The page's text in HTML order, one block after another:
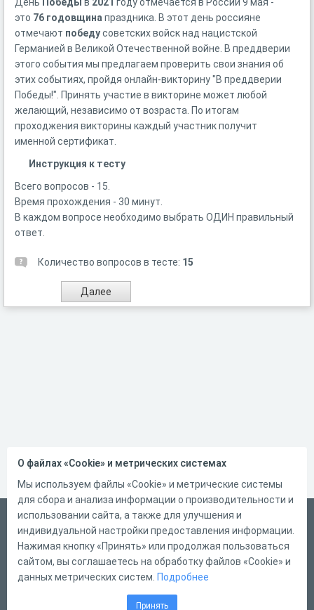
это 76 годовщина праздника. В этот день россияне
отмечают победусоветских войск над нацистской
Германией в Великой Отечественной войне. В преддверии
этого события мы предлагаем проверить свои знания об
этих событиях, пройдя онлайн-викторину "В преддверии
Победы!". Принять участие в викторине может любой
желающий, независимо от возраста. По итогам
проходжения викторины каждый участник получит
именной сертификат.
Инструкция к тесту
Всего вопросов - 15.
Время прохождения - 30 минут.
В каждом вопросе необходимо выбрать ОДИН правильный
ответ.
Количество вопросов в тесте: 15
Русский
Справка
Форма обратной связи
О файлах «Cookie» и метрических системах
Мы используем файлы «Cookie» и метрические системы
для сбора и анализа информации о производительности и
использовании сайта, а также для улучшения и
индивидуальной настройки предоставления информации.
Нажимая кнопку «Принять» или продолжая пользоваться
сайтом, вы соглашаетесь на обработку файлов «Cookie» и
данных метрических систем. Подробнее
Принять